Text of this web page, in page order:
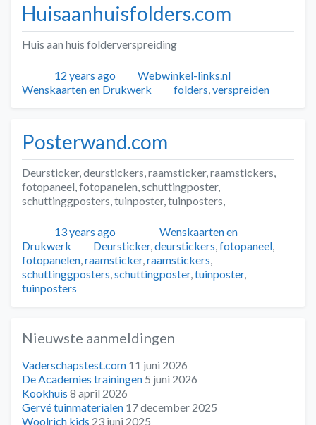
Huisaanhuisfolders.com
Huis aan huis folderverspreiding
Geplaatst
12 years ago Auteur
Webwinkel-links.nl
Wenskaarten en Drukwerk
Tags
folders verspreiden
Posterwand.com
Deursticker, deurstickers, raamsticker, raamstickers,
fotopaneel, fotopanelen, schuttingposter,
schuttinggposters, tuinposter, tuinposters,
Geplaatst
13 years ago AuteurCategorieën
Wenskaarten en
Drukwerk
Tags
Deursticker, deurstickers fotopaneel
fotopanelen raamsticker, raamstickers
schuttinggposters schuttingposter, tuinposter,
tuinposters
Nieuwste aanmeldingen
Vaderschapstest.com 11 juni 2026
De Academies trainingen 5 juni 2026
Kookhuis 8 april 2026
Gervé tuinmaterialen 17 december 2025
Woolrich kids 23 juni 2025